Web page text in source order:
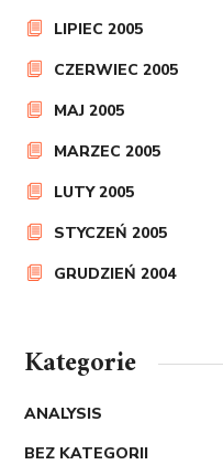
LIPIEC 2005
CZERWIEC 2005
MAJ 2005
MARZEC 2005
LUTY 2005
STYCZEŃ 2005
GRUDZIEŃ 2004
Kategorie
ANALYSIS
BEZ KATEGORII